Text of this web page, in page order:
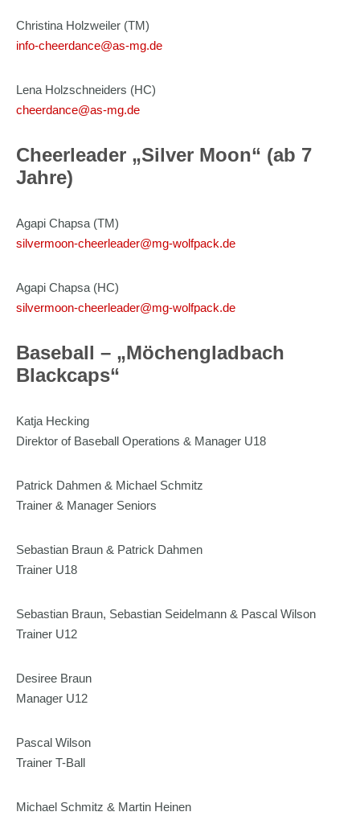
Christina Holzweiler (TM)
info-cheerdance@as-mg.de
Lena Holzschneiders (HC)
cheerdance@as-mg.de
Cheerleader „Silver Moon“ (ab 7
Jahre)
Agapi Chapsa (TM)
silvermoon-cheerleader@mg-wolfpack.de
Agapi Chapsa (HC)
silvermoon-cheerleader@mg-wolfpack.de
Baseball – „Möchengladbach
Blackcaps“
Katja Hecking
Direktor of Baseball Operations & Manager U18
Patrick Dahmen & Michael Schmitz
Trainer & Manager Seniors
Sebastian Braun & Patrick Dahmen
Trainer U18
Sebastian Braun, Sebastian Seidelmann & Pascal Wilson
Trainer U12
Desiree Braun
Manager U12
Pascal Wilson
Trainer T-Ball
Michael Schmitz & Martin Heinen